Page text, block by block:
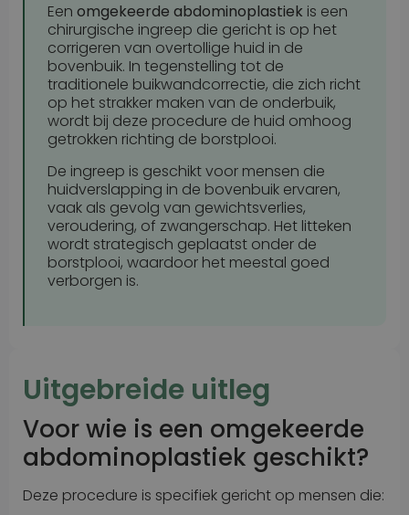
Een omgekeerde abdominoplastiek is een
chirurgische ingreep die gericht is op het
corrigeren van overtollige huid in de
bovenbuik. In tegenstelling tot de
traditionele buikwandcorrectie, die zich richt
op het strakker maken van de onderbuik,
wordt bij deze procedure de huid omhoog
getrokken richting de borstplooi.
De ingreep is geschikt voor mensen die
huidverslapping in de bovenbuik ervaren,
vaak als gevolg van gewichtsverlies,
veroudering, of zwangerschap. Het litteken
wordt strategisch geplaatst onder de
borstplooi, waardoor het meestal goed
verborgen is.
Uitgebreide uitleg
Voor wie is een omgekeerde
abdominoplastiek geschikt?
Deze procedure is specifiek gericht op mensen die: